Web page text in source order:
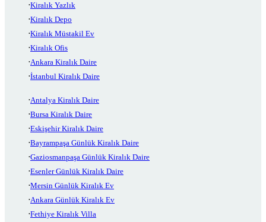
Kiralık Yazlık
Kiralık Depo
Kiralık Müstakil Ev
Kiralık Ofis
Ankara Kiralık Daire
İstanbul Kiralık Daire
Antalya Kiralık Daire
Bursa Kiralık Daire
Eskişehir Kiralık Daire
Bayrampaşa Günlük Kiralık Daire
Gaziosmanpaşa Günlük Kiralık Daire
Esenler Günlük Kiralık Daire
Mersin Günlük Kiralık Ev
Ankara Günlük Kiralık Ev
Fethiye Kiralık Villa